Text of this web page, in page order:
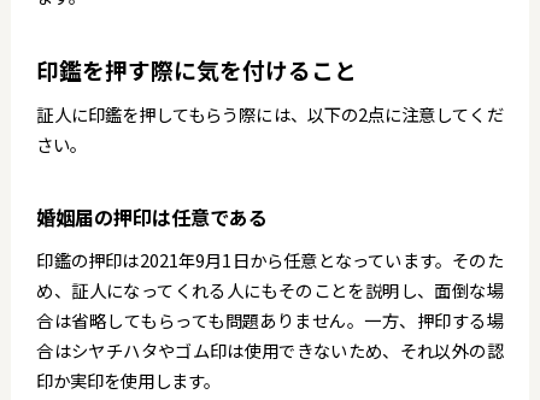
印鑑を押す際に気を付けること
証人に印鑑を押してもらう際には、以下の2点に注意してくだ
さい。
婚姻届の押印は任意である
印鑑の押印は2021年9月1日から任意となっています。そのた
め、証人になってくれる人にもそのことを説明し、面倒な場
合は省略してもらっても問題ありません。一方、押印する場
合はシヤチハタやゴム印は使用できないため、それ以外の認
印か実印を使用します。